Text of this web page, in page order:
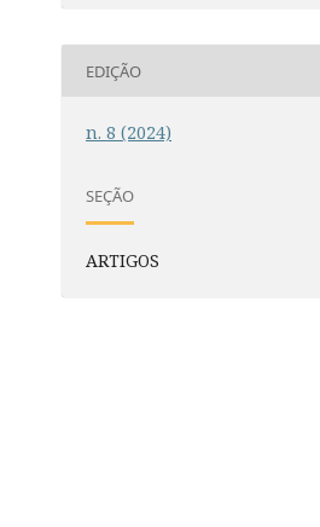
EDIÇÃO
n. 8 (2024)
SEÇÃO
ARTIGOS